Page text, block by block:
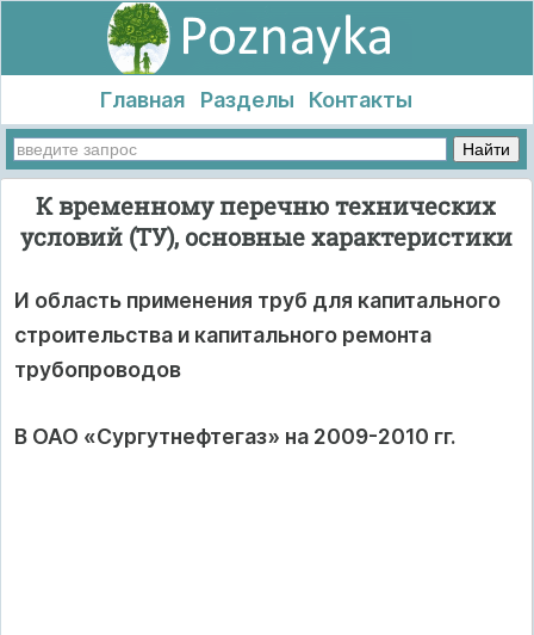
Главная Разделы Контакты
К временному перечню технических
условий (ТУ), основные характеристики
И область применения труб для капитального
строительства и капитального ремонта
трубопроводов
В ОАО «Сургутнефтегаз» на 2009-2010 гг.